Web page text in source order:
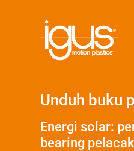
Unduh buku
Energi solar:
bearing